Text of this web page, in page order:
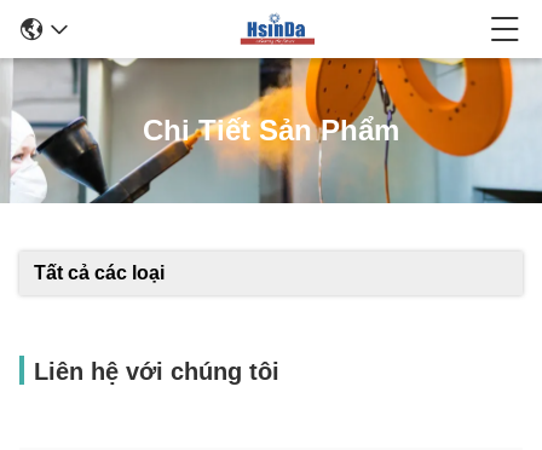
Chi Tiết Sản Phẩm
Tất cả các loại
Liên hệ với chúng tôi